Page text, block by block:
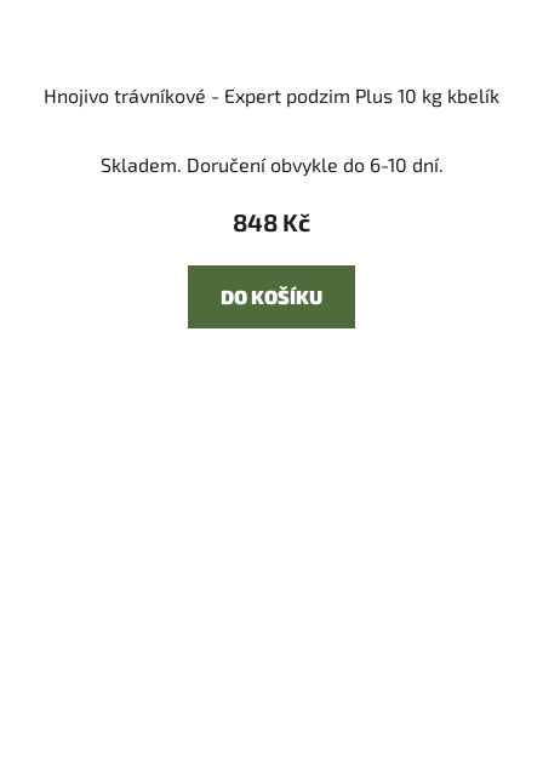
Hnojivo trávníkové - Expert podzim Plus 10 kg kbelík
Skladem. Doručení obvykle do 6-10 dní.
848 Kč
DO KOŠÍKU